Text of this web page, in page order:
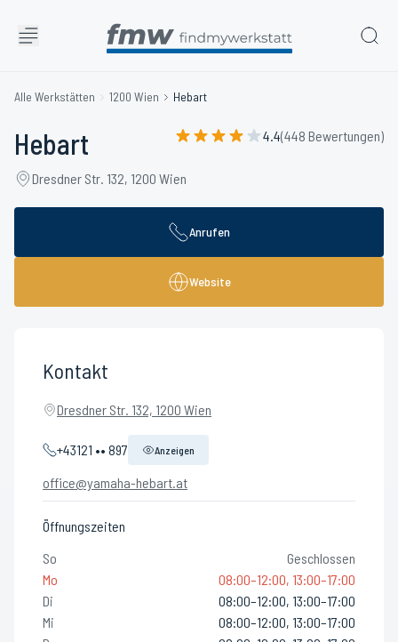
Alle Werkstätten 1200 Wien Hebart
Hebart 4.4(448 Bewertungen)
Dresdner Str. 132, 1200 Wien
Anrufen
Website
Kontakt
Dresdner Str. 132, 1200 Wien
+43121 •• 897 Anzeigen
office@yamaha-hebart.at
Öffnungszeiten
So
Geschlossen
Mo
08:00–12:00, 13:00–17:00
Di
08:00–12:00, 13:00–17:00
Mi
08:00–12:00, 13:00–17:00